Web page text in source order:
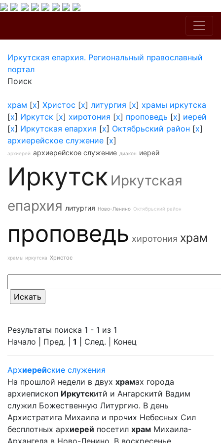
Иркутская епархия. Региональный православный
портал
Поиск
храм [x] Христос [x] литургия [x] храмы иркутска
[x] Иркутск [x] хиротония [x] проповедь [x] иерей
[x] Иркутская епархия [x] Октябрьский район [x]
архиерейское служение [x]
архиерей архиерейское служение диакон иерей
Иркутск Иркутская
епархия литургия Ново-Ленино Октябрьский район
проповедь хиротония храм
храмы иркутска Христос
Результаты поиска 1 - 1 из 1
Начало | Пред. | 1 | След. | Конец
Архиерейские служения
На прошлой недели в двух храмах города
архиепископ Иркутскитй и Ангарскитй Вадим
служил Божественную Литургию. В день
Архистратига Михаила и прочих Небесных Сил
бесплотных архиерей посетил храм Михаила-
Архангела в Ново-Ленино. В воскресенье ... ...